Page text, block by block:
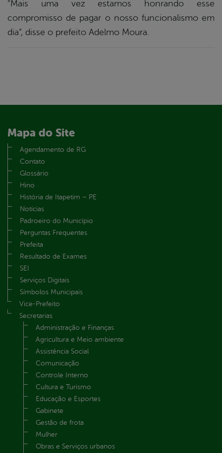
“Mais uma vez estamos honrando esse
compromisso de pagar o nosso funcionalismo em
dia”, disse o prefeito Adelmo Moura.
Mapa do Site
Agendamento de RG
Contato
Glossário
Hino
História de Itapetim – PE
Notícias
Padroeiro do Município
Perguntas Frequentes
Prefeita
Resultado de Exames
SEI
Serviços Digitais
Símbolos Municipais
Vice-Prefeito
Secretarias
Administração e Finanças
Agricultura e Meio ambiente
Assistência Social
Comunicação
Controle Interno
Cultura e Turismo
Educação e Esportes
Gabinete
Gestão de frota
Mulher
Obras e Serviços urbanos